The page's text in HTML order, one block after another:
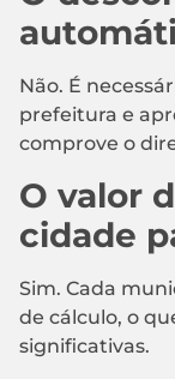
Não. É
prefeitura e
comprove o
O valor
cidade
Sim. Cada
de cálculo, o
significativas.